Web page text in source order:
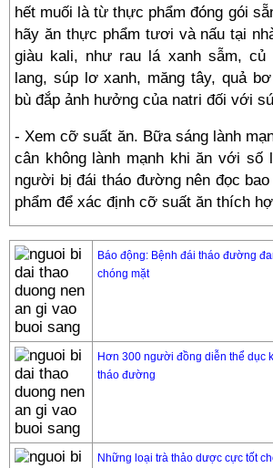
hết muối là từ thực phẩm đóng gói
hãy ăn thực phẩm tươi và nấu tại
giàu kali, như rau lá xanh sẫm, củ
lang, súp lơ xanh, măng tây, quả
bù đắp ảnh hưởng của natri đối với
- Xem cỡ suất ăn. Bữa sáng lành
cân không lành mạnh khi ăn với số
người bị đái tháo đường nên đọc
phẩm để xác định cỡ suất ăn thích
Báo động: Bệnh đái tháo đường
chóng mặt
Hơn 300 người đồng diễn thể dục
tháo đường
Những loại trà thảo dược cực tốt